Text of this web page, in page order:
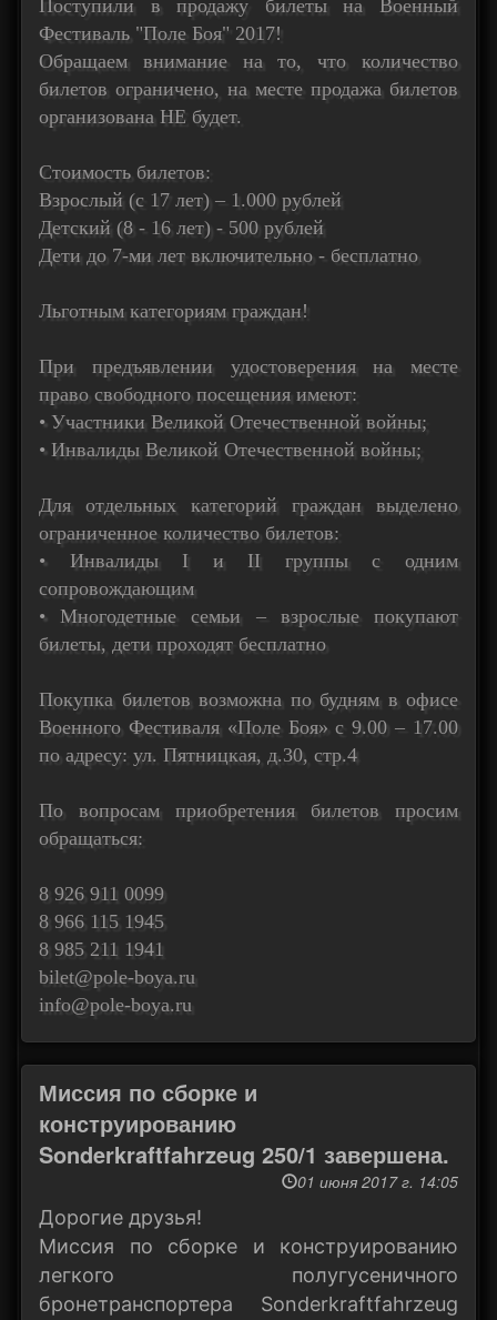
Поступили в продажу билеты на Военный
Фестиваль "Поле Боя" 2017!
Обращаем внимание на то, что количество
билетов ограничено, на месте продажа билетов
организована НЕ будет.
Стоимость билетов:
Взрослый (с 17 лет) – 1.000 рублей
Детский (8 - 16 лет) - 500 рублей
Дети до 7-ми лет включительно - бесплатно
Льготным категориям граждан!
При предъявлении удостоверения на месте
право свободного посещения имеют:
• Участники Великой Отечественной войны;
• Инвалиды Великой Отечественной войны;
Для отдельных категорий граждан выделено
ограниченное количество билетов:
• Инвалиды I и II группы с одним
сопровождающим
• Многодетные семьи – взрослые покупают
билеты, дети проходят бесплатно
Покупка билетов возможна по будням в офисе
Военного Фестиваля «Поле Боя» с 9.00 – 17.00
по адресу: ул. Пятницкая, д.30, стр.4
По вопросам приобретения билетов просим
обращаться:
8 926 911 0099
8 966 115 1945
8 985 211 1941
bilet@pole-boya.ru
info@pole-boya.ru
Миссия по сборке и
конструированию
Sonderkraftfahrzeug 250/1 завершена.
01 июня 2017 г. 14:05
Дорогие друзья!
Миссия по сборке и конструированию
легкого полугусеничного
бронетранспортера Sonderkraftfahrzeug